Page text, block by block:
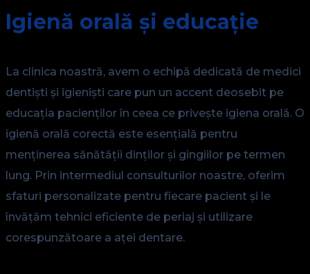
Igienă orală și educație
La clinica noastră, avem o echipă dedicată de medici
dentiști și igieniști care pun un accent deosebit pe
educația pacienților în ceea ce privește igiena orală. O
igienă orală corectă este esențială pentru
menținerea sănătății dinților și gingiilor pe termen
lung. Prin intermediul consulturilor noastre, oferim
sfaturi personalizate pentru fiecare pacient și le
învățăm tehnici eficiente de periaj și utilizare
corespunzătoare a aței dentare.